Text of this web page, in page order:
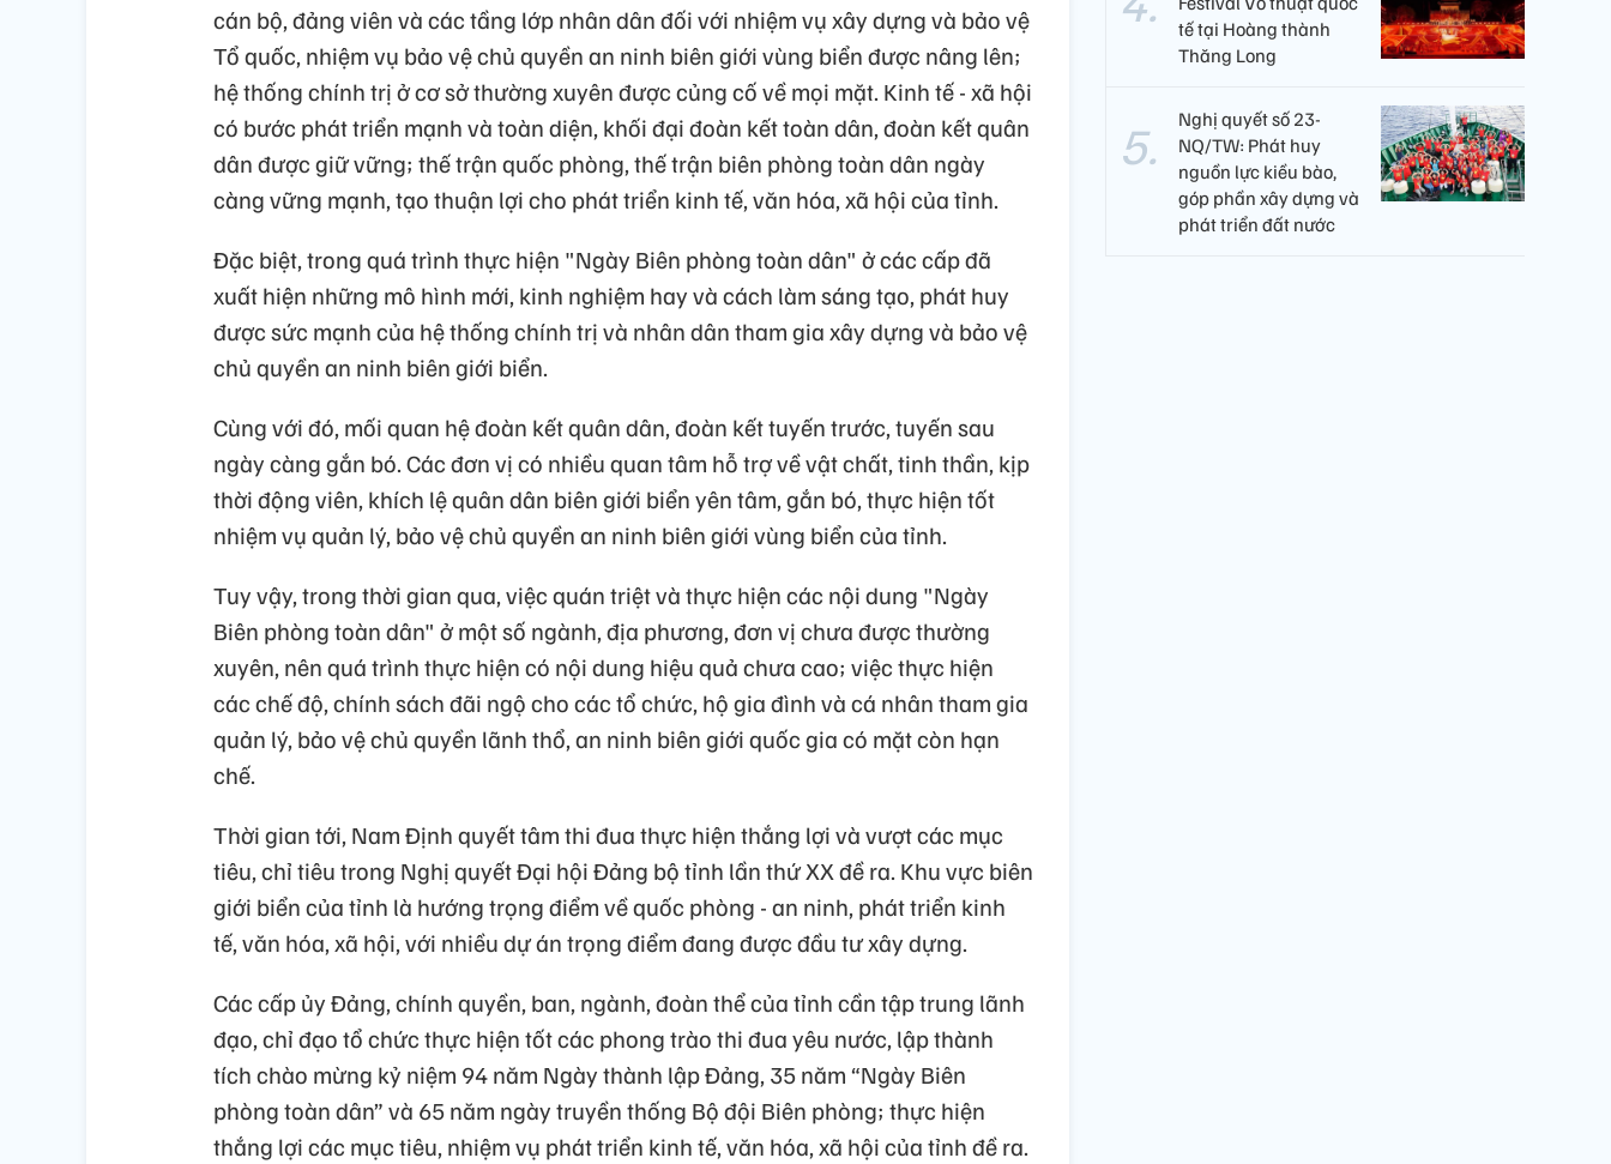
cán bộ, đảng viên và các tầng lớp nhân dân đối với nhiệm vụ xây dựng và bảo vệ
Tổ quốc, nhiệm vụ bảo vệ chủ quyền an ninh biên giới vùng biển được nâng lên;
hệ thống chính trị ở cơ sở thường xuyên được củng cố về mọi mặt. Kinh tế - xã hội
có bước phát triển mạnh và toàn diện, khối đại đoàn kết toàn dân, đoàn kết quân
dân được giữ vững; thế trận quốc phòng, thế trận biên phòng toàn dân ngày
càng vững mạnh, tạo thuận lợi cho phát triển kinh tế, văn hóa, xã hội của tỉnh.
Đặc biệt, trong quá trình thực hiện "Ngày Biên phòng toàn dân" ở các cấp đã
xuất hiện những mô hình mới, kinh nghiệm hay và cách làm sáng tạo, phát huy
được sức mạnh của hệ thống chính trị và nhân dân tham gia xây dựng và bảo vệ
chủ quyền an ninh biên giới biển.
Cùng với đó, mối quan hệ đoàn kết quân dân, đoàn kết tuyến trước, tuyến sau
ngày càng gắn bó. Các đơn vị có nhiều quan tâm hỗ trợ về vật chất, tinh thần, kịp
thời động viên, khích lệ quân dân biên giới biển yên tâm, gắn bó, thực hiện tốt
nhiệm vụ quản lý, bảo vệ chủ quyền an ninh biên giới vùng biển của tỉnh.
Tuy vậy, trong thời gian qua, việc quán triệt và thực hiện các nội dung "Ngày
Biên phòng toàn dân" ở một số ngành, địa phương, đơn vị chưa được thường
xuyên, nên quá trình thực hiện có nội dung hiệu quả chưa cao; việc thực hiện
các chế độ, chính sách đãi ngộ cho các tổ chức, hộ gia đình và cá nhân tham gia
quản lý, bảo vệ chủ quyền lãnh thổ, an ninh biên giới quốc gia có mặt còn hạn
chế.
Thời gian tới, Nam Định quyết tâm thi đua thực hiện thắng lợi và vượt các mục
tiêu, chỉ tiêu trong Nghị quyết Đại hội Đảng bộ tỉnh lần thứ XX đề ra. Khu vực biên
giới biển của tỉnh là hướng trọng điểm về quốc phòng - an ninh, phát triển kinh
tế, văn hóa, xã hội, với nhiều dự án trọng điểm đang được đầu tư xây dựng.
Các cấp ủy Đảng, chính quyền, ban, ngành, đoàn thể của tỉnh cần tập trung lãnh
đạo, chỉ đạo tổ chức thực hiện tốt các phong trào thi đua yêu nước, lập thành
tích chào mừng kỷ niệm 94 năm Ngày thành lập Đảng, 35 năm “Ngày Biên
phòng toàn dân” và 65 năm ngày truyền thống Bộ đội Biên phòng; thực hiện
thắng lợi các mục tiêu, nhiệm vụ phát triển kinh tế, văn hóa, xã hội của tỉnh đề ra.
tế tại Hoàng thành
Thăng Long
Nghị quyết số 23-
NQ/TW: Phát huy
nguồn lực kiều bào,
góp phần xây dựng và
phát triển đất nước